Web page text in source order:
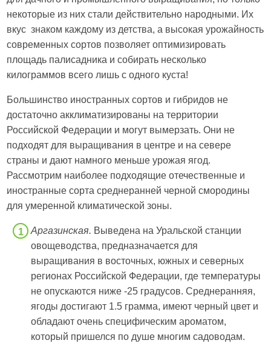
некоторые из них стали действительно народными. Их
вкус знаком каждому из детства, а высокая урожайность
современных сортов позволяет оптимизировать
площадь палисадника и собирать несколько
килограммов всего лишь с одного куста!
Большинство иностранных сортов и гибридов не
достаточно акклиматизированы на территории
Российской Федерации и могут вымерзать. Они не
подходят для выращивания в центре и на севере
страны и дают намного меньше урожая ягод.
Рассмотрим наиболее подходящие отечественные и
иностранные сорта среднеранней черной смородины
для умеренной климатической зоны.
Аргазинская. Выведена на Уральской станции
овощеводства, предназначается для
выращивания в восточных, южных и северных
регионах Российской Федерации, где температуры
не опускаются ниже -25 градусов. Среднеранняя,
ягоды достигают 1.5 грамма, имеют черный цвет и
обладают очень специфическим ароматом,
который пришелся по душе многим садоводам.